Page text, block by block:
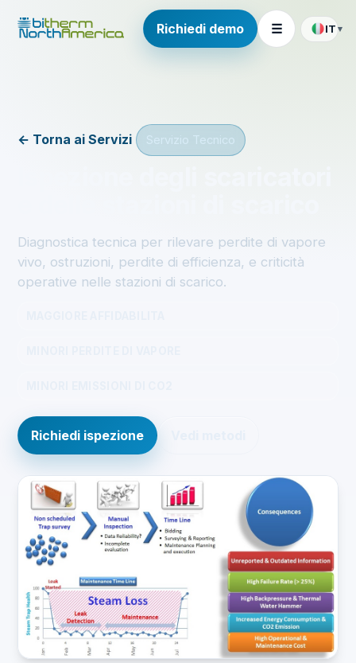
Richiedi demo ☰ IT ▾
← Torna ai Servizi
Diagnostica tecnica per rilevare perdite di vapore
vivo, ostruzioni, perdite di efficienza, e criticità
operative nelle stazioni di scarico.
Richiedi ispezione